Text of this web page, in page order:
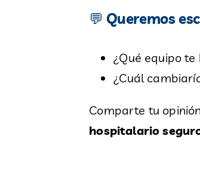
💬 Queremos
¿Qué equipo
¿Cuál
Comparte tu
hospitalario